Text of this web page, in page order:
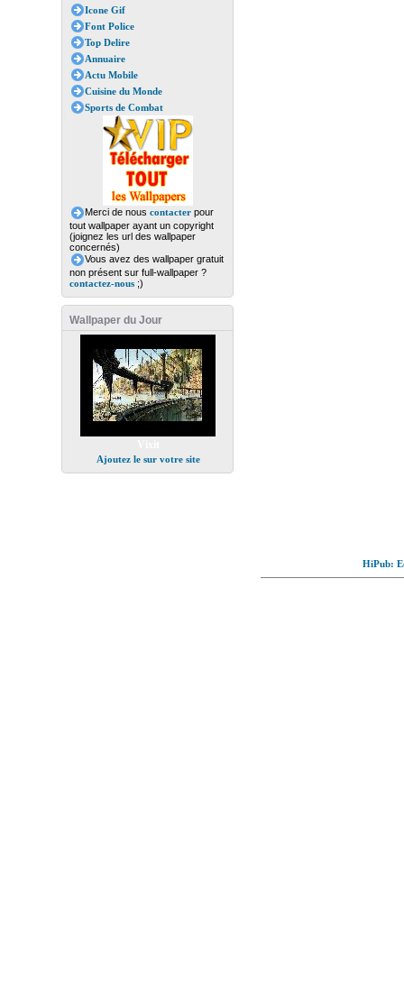
Icone Gif
Font Police
Top Delire
Annuaire
Actu Mobile
Cuisine du Monde
Sports de Combat
Merci de nous contacterpour
tout wallpaper ayant un copyright
(joignez les url des wallpaper
concernés)
Vous avez des wallpaper gratuit
non présent sur full-wallpaper ?
contactez-nous;)
Wallpaper du Jour
Ajoutez le sur votre site
HiPub: